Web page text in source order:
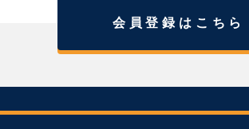
会員登録はこちら